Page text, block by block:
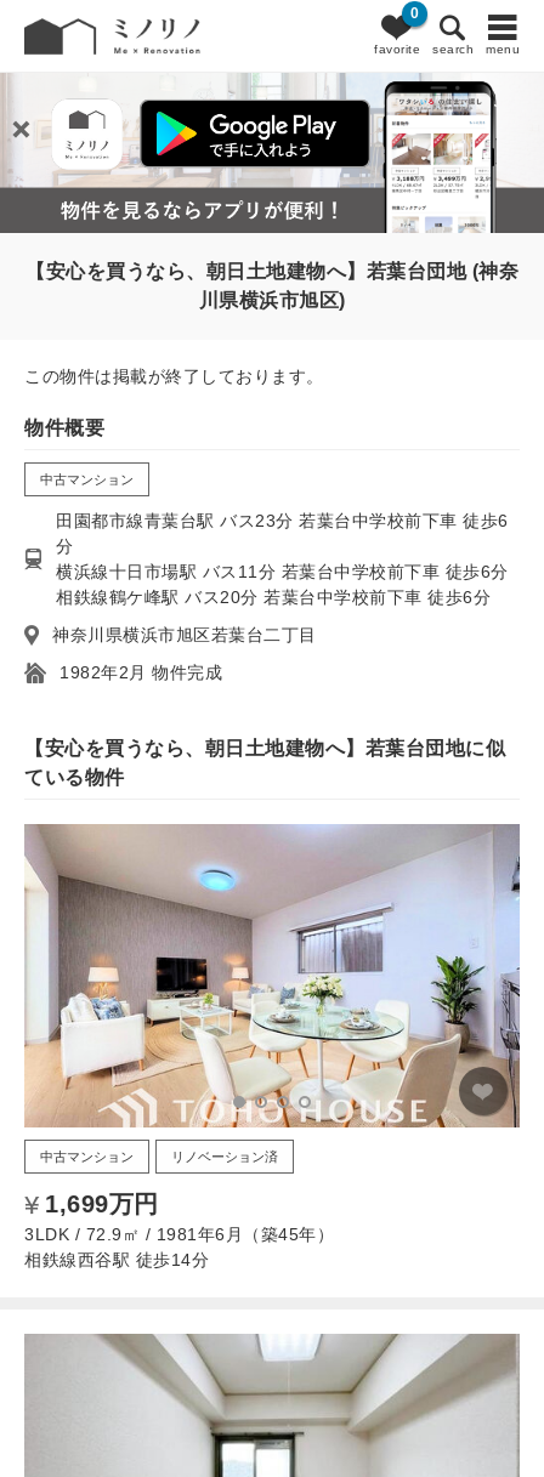
favorite
0
search menu
【安心を買うなら、朝日土地建物へ】若葉台団地 (神奈
川県横浜市旭区)
この物件は掲載が終了しております。
物件概要
中古マンション
田園都市線青葉台駅 バス23分 若葉台中学校前下車 徒歩6
分
横浜線十日市場駅 バス11分 若葉台中学校前下車 徒歩6分
相鉄線鶴ケ峰駅 バス20分 若葉台中学校前下車 徒歩6分
神奈川県横浜市旭区若葉台二丁目
1982年2月 物件完成
【安心を買うなら、朝日土地建物へ】若葉台団地に似
ている物件
中古マンション リノベーション済
1,699万円
3LDK / 72.9㎡ / 1981年6月（築45年）
相鉄線西谷駅 徒歩14分